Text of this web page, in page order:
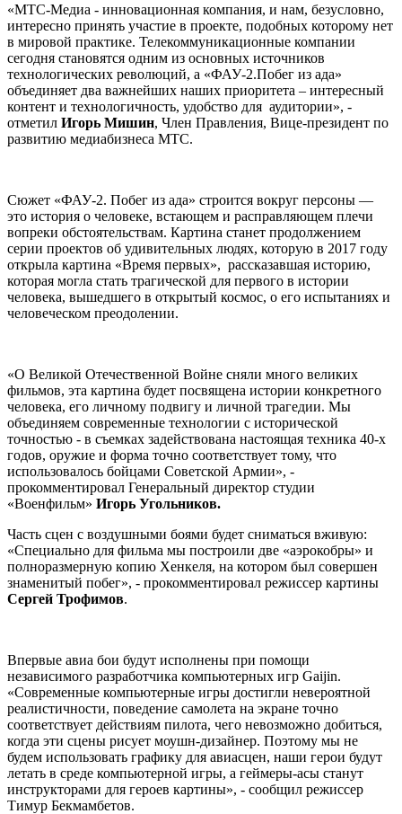
«МТС-Медиа - инновационная компания, и нам, безусловно,
интересно принять участие в проекте, подобных которому нет
в мировой практике. Телекоммуникационные компании
сегодня становятся одним из основных источников
технологических революций, а «ФАУ-2.Побег из ада»
объединяет два важнейших наших приоритета – интересный
контент и технологичность, удобство для аудитории», -
отметил Игорь Мишин, Член Правления, Вице-президент по
развитию медиабизнеса МТС.
Сюжет «ФАУ-2. Побег из ада» строится вокруг персоны —
это история о человеке, встающем и расправляющем плечи
вопреки обстоятельствам. Картина станет продолжением
серии проектов об удивительных людях, которую в 2017 году
открыла картина «Время первых», рассказавшая историю,
которая могла стать трагической для первого в истории
человека, вышедшего в открытый космос, о его испытаниях и
человеческом преодолении.
«О Великой Отечественной Войне сняли много великих
фильмов, эта картина будет посвящена истории конкретного
человека, его личному подвигу и личной трагедии. Мы
объединяем современные технологии с исторической
точностью - в съемках задействована настоящая техника 40-х
годов, оружие и форма точно соответствует тому, что
использовалось бойцами Советской Армии», -
прокомментировал Генеральный директор студии
«Военфильм» Игорь Угольников.
Часть сцен с воздушными боями будет сниматься вживую:
«Специально для фильма мы построили две «аэрокобры» и
полноразмерную копию Хенкеля, на котором был совершен
знаменитый побег», - прокомментировал режиссер картины
Сергей Трофимов.
Впервые авиа бои будут исполнены при помощи
независимого разработчика компьютерных игр Gaijin.
«Современные компьютерные игры достигли невероятной
реалистичности, поведение самолета на экране точно
соответствует действиям пилота, чего невозможно добиться,
когда эти сцены рисует моушн-дизайнер. Поэтому мы не
будем использовать графику для авиасцен, наши герои будут
летать в среде компьютерной игры, а геймеры-асы станут
инструкторами для героев картины», - сообщил режиссер
Тимур Бекмамбетов.